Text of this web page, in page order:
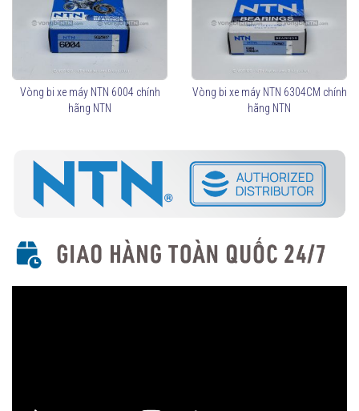
Vòng bi xe máy NTN 6004 chính
hãng NTN
Vòng bi xe máy NTN 6304CM chính
hãng NTN